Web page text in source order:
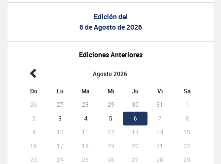
Edición del
6 de Agosto de 2026
Ediciones Anteriores
Agosto 2026
Do Lu Ma Mi Ju Vi Sa
26 27 28 29 30 31
1
2
3 4 5 6 7
8
9
10 11 12 13 14
15
16
17 18 19 20 21
22
23
24 25 26 27 28
29